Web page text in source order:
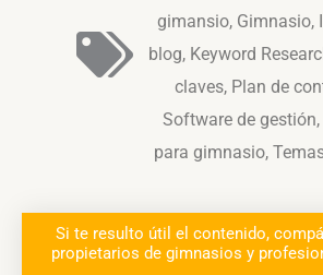
gimansio, Gimnasio,
blog, Keyword
claves, Plan de
Software de gestión,
para gimnasio,
Si te resulto útil el contenido,
propietarios de gimnasios y